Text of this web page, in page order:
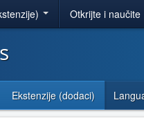
Otkrijte i naučite
Ekstenzije (dodaci)